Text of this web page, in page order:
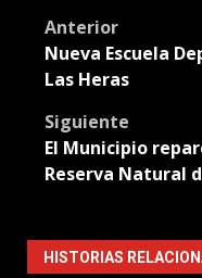
Post
navigation
Anterior
Nueva Escuela
Las Heras
Siguiente
El Municipio
Reserva Natural
HISTORIAS